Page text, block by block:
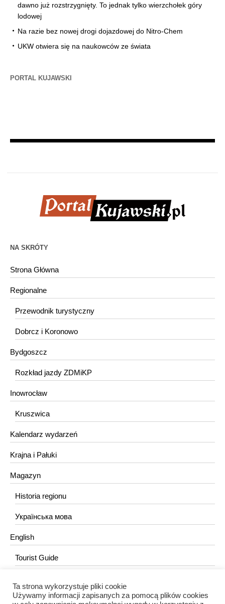
dawno już rozstrzygnięty. To jednak tylko wierzchołek góry
lodowej
Na razie bez nowej drogi dojazdowej do Nitro-Chem
UKW otwiera się na naukowców ze świata
PORTAL KUJAWSKI
NA SKRÓTY
Strona Główna
Regionalne
Przewodnik turystyczny
Dobrcz i Koronowo
Bydgoszcz
Rozkład jazdy ZDMiKP
Inowrocław
Kruszwica
Kalendarz wydarzeń
Krajna i Pałuki
Magazyn
Historia regionu
Українська мова
English
Tourist Guide
KONTAKT
Ta strona wykorzystuje pliki cookie
Używamy informacji zapisanych za pomocą plików cookies